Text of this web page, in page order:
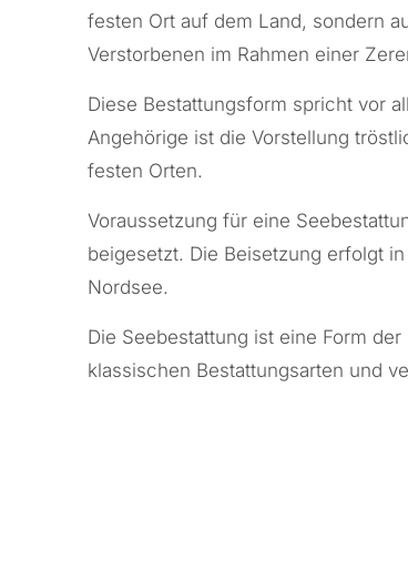
festen Ort auf dem Land, sondern
Verstorbenen im Rahmen einer
Diese Bestattungsform spricht vor
Angehörige ist die Vorstellung
festen Orten.
Voraussetzung für eine
beigesetzt. Die Beisetzung erfolgt
Nordsee.
Die Seebestattung ist eine Form
klassischen Bestattungsarten und